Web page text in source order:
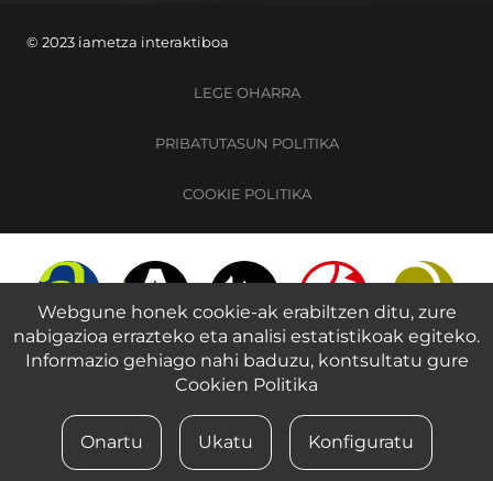
© 2023 iametza interaktiboa
LEGE OHARRA
PRIBATUTASUN POLITIKA
COOKIE POLITIKA
Webgune honek cookie-ak erabiltzen ditu, zure
nabigazioa errazteko eta analisi estatistikoak egiteko.
Informazio gehiago nahi baduzu, kontsultatu gure
Cookien Politika
Onartu Ukatu Konfiguratu